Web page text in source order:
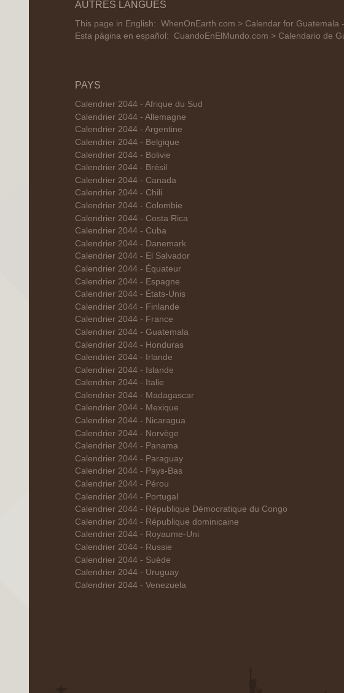
AUTRES LANGUES
This page in English: WhenOnEarth.com > Calendar for Guatemala
Esta página en español: CuandoEnElMundo.com > Calendario de
PAYS
Calendrier 2044 - Afrique du Sud
Calendrier 2044 - Allemagne
Calendrier 2044 - Argentine
Calendrier 2044 - Belgique
Calendrier 2044 - Bolivie
Calendrier 2044 - Brésil
Calendrier 2044 - Canada
Calendrier 2044 - Chili
Calendrier 2044 - Colombie
Calendrier 2044 - Costa Rica
Calendrier 2044 - Cuba
Calendrier 2044 - Danemark
Calendrier 2044 - El Salvador
Calendrier 2044 - Équateur
Calendrier 2044 - Espagne
Calendrier 2044 - États-Unis
Calendrier 2044 - Finlande
Calendrier 2044 - France
Calendrier 2044 - Guatemala
Calendrier 2044 - Honduras
Calendrier 2044 - Irlande
Calendrier 2044 - Islande
Calendrier 2044 - Italie
Calendrier 2044 - Madagascar
Calendrier 2044 - Mexique
Calendrier 2044 - Nicaragua
Calendrier 2044 - Norvège
Calendrier 2044 - Panama
Calendrier 2044 - Paraguay
Calendrier 2044 - Pays-Bas
Calendrier 2044 - Pérou
Calendrier 2044 - Portugal
Calendrier 2044 - République Démocratique du Congo
Calendrier 2044 - République dominicaine
Calendrier 2044 - Royaume-Uni
Calendrier 2044 - Russie
Calendrier 2044 - Suède
Calendrier 2044 - Uruguay
Calendrier 2044 - Venezuela